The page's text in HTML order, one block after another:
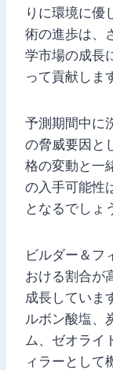
りに環境に優
術の進歩は、
学市場の成長
って貢献しま
予測期間中に
の脅威要因と
格の変動と一
の入手可能性
となるでしょ
ビルダー＆フ
おける割合が
成長していま
ルボン酸塩、
ム、ゼオライ
ィラーとして